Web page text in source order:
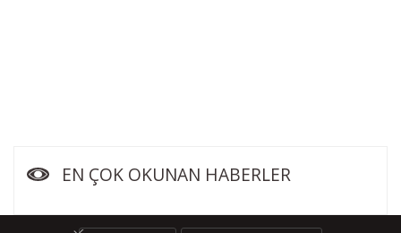
EN ÇOK OKUNAN HABERLER